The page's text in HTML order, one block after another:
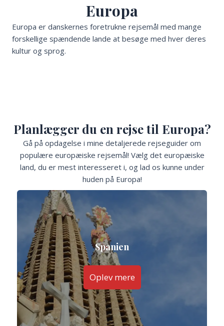
Europa
Europa er danskernes foretrukne rejsemål med mange
forskellige spændende lande at besøge med hver deres
kultur og sprog.
Planlægger du en rejse til Europa?
Gå på opdagelse i mine detaljerede rejseguider om
populære europæiske rejsemål! Vælg det europæiske
land, du er mest interesseret i, og lad os kunne under
huden på Europa!
Spanien
Oplev mere